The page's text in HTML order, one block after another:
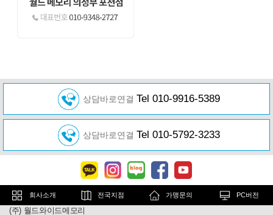
상담바로연결 Tel 010-9916-5389
상담바로연결 Tel 010-5792-3233
회사소개 전국지점 가맹문의 PC버전
(주) 월드와이드메모리